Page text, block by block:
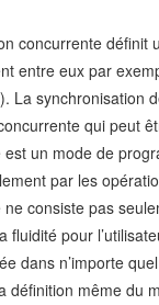
concurrente définit
entre eux par
La synchronisation
qui peut
est un mode de
par les
ne consiste pas
fluidité pour
dans n’importe
définition même du